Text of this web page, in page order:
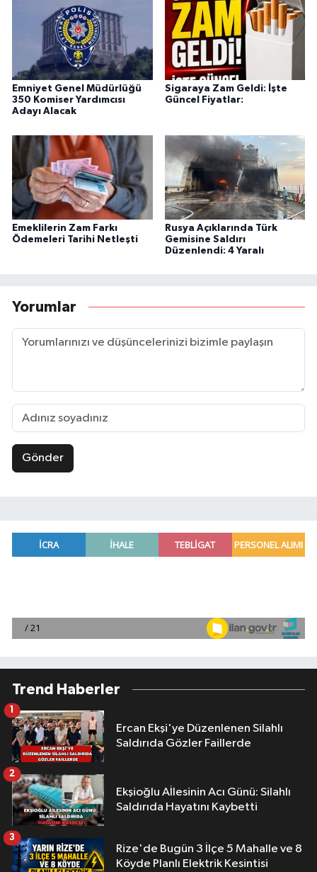
Emniyet Genel Müdürlüğü
350 Komiser Yardımcısı
Adayı Alacak
Sigaraya Zam Geldi: İşte
Güncel Fiyatlar:
Emeklilerin Zam Farkı
Ödemeleri Tarihi Netleşti
Rusya Açıklarında Türk
Gemisine Saldırı
Düzenlendi: 4 Yaralı
Yorumlar
Gönder
Trend Haberler
Ercan Ekşi'ye Düzenlenen Silahlı
Saldırıda Gözler Faillerde
1
Ekşioğlu Aİlesinin Acı Günü: Silahlı
Saldırıda Hayatını Kaybetti
2
Rize'de Bugün 3 İlçe 5 Mahalle ve 8
Köyde Planlı Elektrik Kesintisi
3